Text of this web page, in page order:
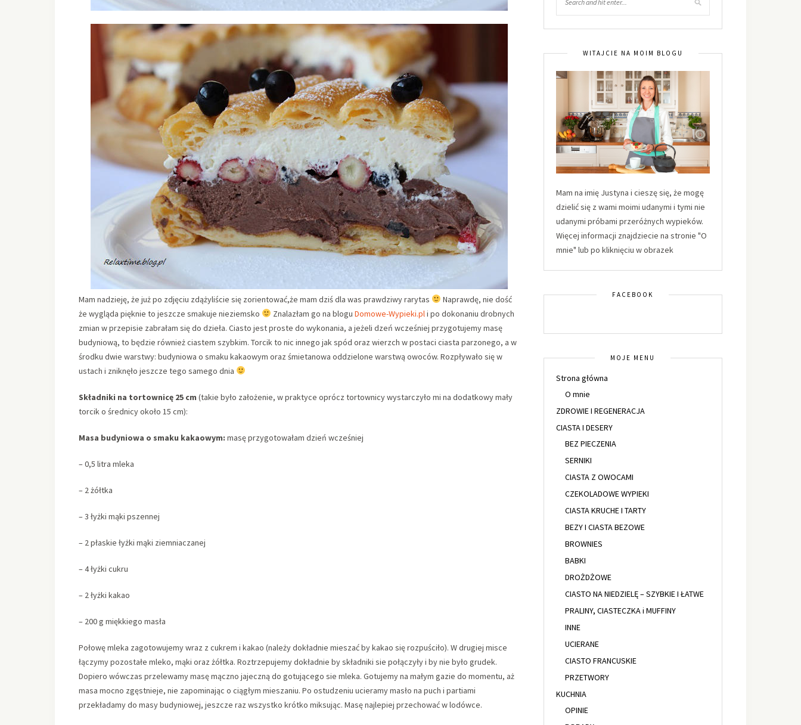
Mam nadzieję, że już po zdjęciu zdążyliście się zorientować,że mam dziś dla was prawdziwy rarytas
Naprawdę, nie dość
że wygląda pięknie to jeszcze smakuje nieziemsko
Znalazłam go na blogu Domowe-Wypieki.pli po dokonaniu drobnych
zmian w przepisie zabrałam się do dzieła. Ciasto jest proste do wykonania, a jeżeli dzeń wcześniej przygotujemy masę
budyniową, to będzie również ciastem szybkim. Torcik to nic innego jak spód oraz wierzch w postaci ciasta parzonego, a w
środku dwie warstwy: budyniowa o smaku kakaowym oraz śmietanowa oddzielone warstwą owoców. Rozpływało się w
ustach i zniknęło jeszcze tego samego dnia
Składniki na tortownicę 25 cm (takie było założenie, w praktyce oprócz tortownicy wystarczyło mi na dodatkowy mały
torcik o średnicy około 15 cm):
Masa budyniowa o smaku kakaowym: masę przygotowałam dzień wcześniej
– 0,5 litra mleka
– 2 żółtka
– 3 łyżki mąki pszennej
– 2 płaskie łyżki mąki ziemniaczanej
– 4 łyżki cukru
– 2 łyżki kakao
– 200 g miękkiego masła
Połowę mleka zagotowujemy wraz z cukrem i kakao (należy dokładnie mieszać by kakao się rozpuściło). W drugiej misce
łączymy pozostałe mleko, mąki oraz żółtka. Roztrzepujemy dokładnie by składniki sie połączyły i by nie było grudek.
Dopiero wówczas przelewamy masę mączno jajeczną do gotującego sie mleka. Gotujemy na małym gazie do momentu, aż
masa mocno zgęstnieje, nie zapominając o ciągłym mieszaniu. Po ostudzeniu ucieramy masło na puch i partiami
przekładamy do masy budyniowej, jeszcze raz wszystko krótko miksując. Masę najlepiej przechować w lodówce.
WITAJCIE NA MOIM BLOGU
Mam na imię Justyna i cieszę się, że mogę
dzielić się z wami moimi udanymi i tymi nie
udanymi próbami przeróżnych wypieków.
Więcej informacji znajdziecie na stronie "O
mnie" lub po kliknięciu w obrazek
FACEBOOK
MOJE MENU
Strona główna
O mnie
ZDROWIE I REGENERACJA
CIASTA I DESERY
BEZ PIECZENIA
SERNIKI
CIASTA Z OWOCAMI
CZEKOLADOWE WYPIEKI
CIASTA KRUCHE I TARTY
BEZY I CIASTA BEZOWE
BROWNIES
BABKI
DROŻDŻOWE
CIASTO NA NIEDZIELĘ – SZYBKIE I ŁATWE
PRALINY, CIASTECZKA i MUFFINY
INNE
UCIERANE
CIASTO FRANCUSKIE
PRZETWORY
KUCHNIA
OPINIE